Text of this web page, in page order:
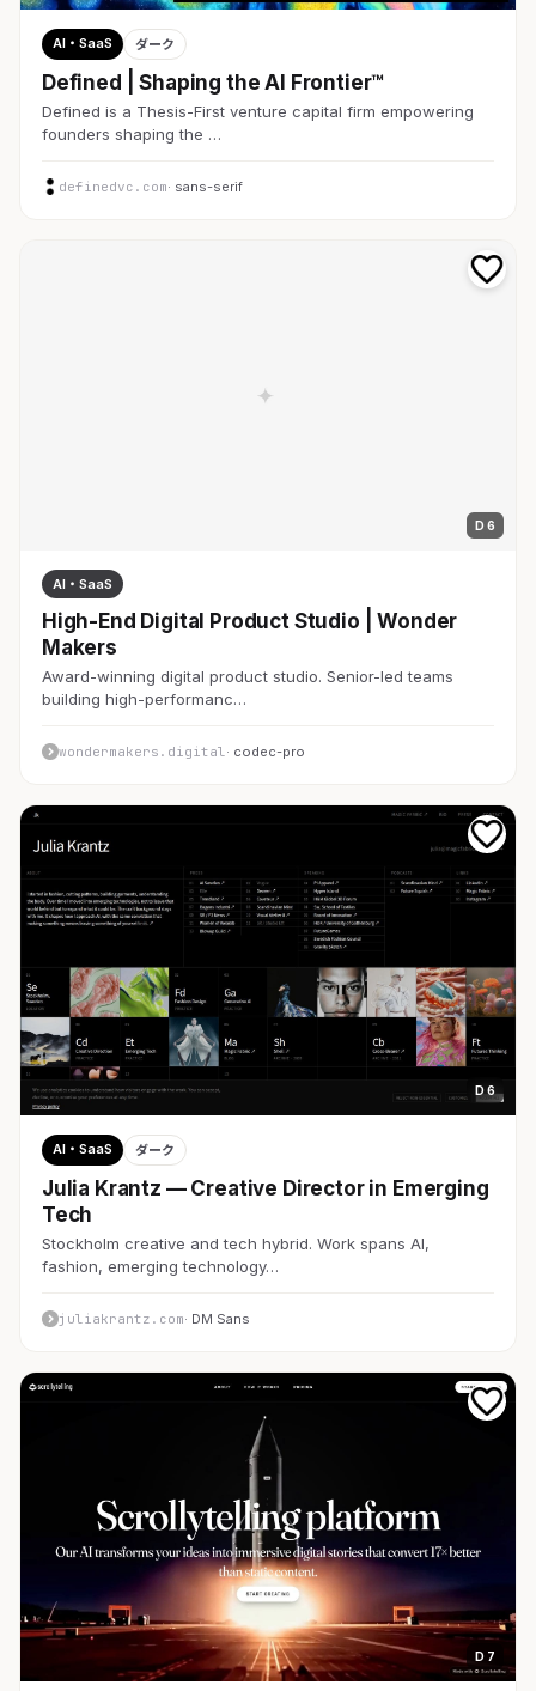
AI・SaaS ダーク
Defined | Shaping the AI Frontier™
Defined is a Thesis-First venture capital firm empowering
founders shaping the …
definedvc.com· sans-serif
D 6
AI・SaaS
High-End Digital Product Studio | Wonder
Makers
Award-winning digital product studio. Senior-led teams
building high-performanc…
wondermakers.digital · codec-pro
D 6
AI・SaaS ダーク
Julia Krantz — Creative Director in Emerging
Tech
Stockholm creative and tech hybrid. Work spans AI,
fashion, emerging technology…
juliakrantz.com· DM Sans
D 7